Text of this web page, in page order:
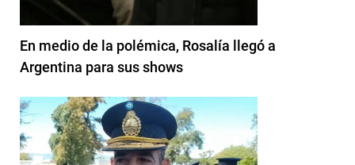
En medio de la polémica, Rosalía llegó a
Argentina para sus shows